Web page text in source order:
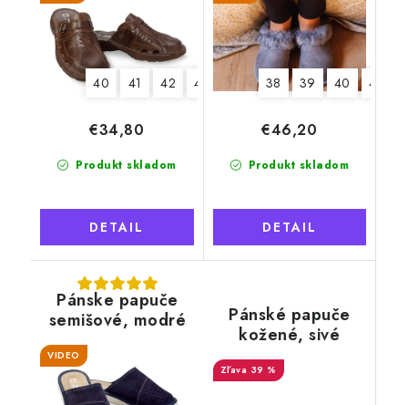
40 41 42 43 44 45 46
Produkt skladom
€34,80
DETAIL
38 39 40 41
Produkt skladom
€46,20
DETAIL
Pánske papuče
semišové, modré
VIDEO
Pánské papuče
kožené, sivé
BOSS, svetlá
podrážka
39 %